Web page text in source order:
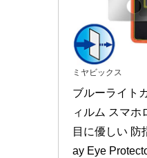
ミヤビックス
ブルーライト
ィルム スマホ
目に優しい 防
ay Eye